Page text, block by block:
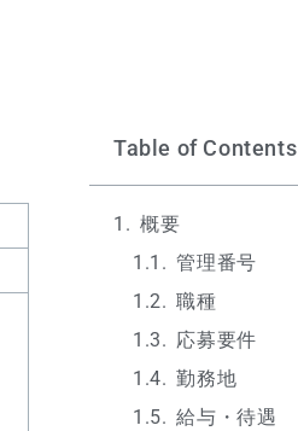
Table of Contents
概要
管理番号
職種
応募要件
勤務地
給与・待遇